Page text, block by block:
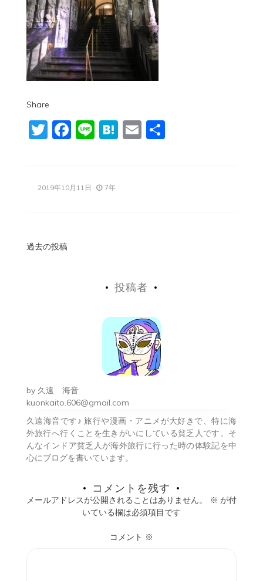
Share
Twitter
Facebook
LineHatena
Email
共
2019年10月11日 7年
投
シ
ョ
ン
過去の投稿
投稿者
by 久遠 海音
kuonkaito.606@gmail.com
久遠海音です♪ 旅行や漫画・アニメが大好きで、特に海
外旅行へ行くことを生きがいにしている貧乏人です。そ
んなインドア貧乏人が海外旅行に行った時の体験記を中
心にブログを書いています。
コメントを残す
メールアドレスが公開されることはありません。 ※ が付
いている欄は必須項目です
コメント ※